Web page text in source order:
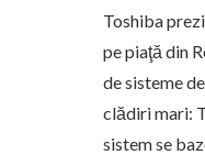
Toshiba
pe piaţă din
de sisteme
clădiri mari:
sistem se